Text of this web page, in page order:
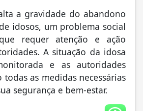
a gravidade do abandono
idosos, um problema social
requer atenção e ação
A situação da idosa
e as autoridades
as medidas necessárias
segurança e bem-estar.